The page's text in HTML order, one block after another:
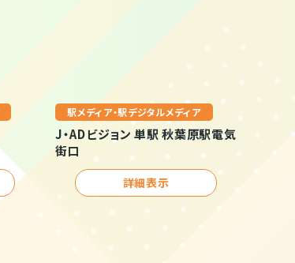
駅メディア・駅デジタルメディア
J・ADビジョン 単駅 秋葉原駅電気
街口
詳細表示